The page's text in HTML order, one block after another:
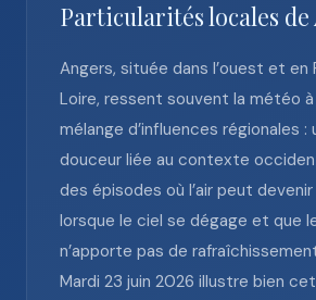
Particularités locales de
Angers, située dans l’ouest et en
Loire, ressent souvent la météo
mélange d’influences régionales :
douceur liée au contexte
des épisodes où l’air peut
lorsque le ciel se dégage et que
n’apporte pas de
Mardi 23 juin 2026 illustre bien